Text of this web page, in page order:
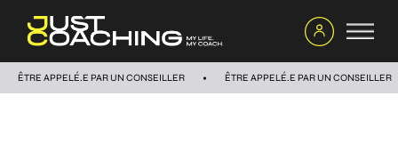
ÊTRE APPELÉ.E PAR UN CONSEILLER ÊTRE APPELÉ.E PAR UN CONSEILLER